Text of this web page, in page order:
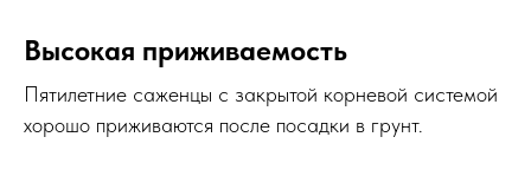
Высокая приживаемость
Пятилетние саженцы с закрытой корневой системой
хорошо приживаются после посадки в грунт.